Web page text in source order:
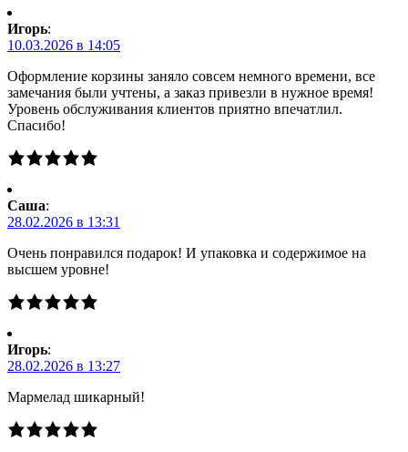
Игорь:
10.03.2026 в 14:05
Оформление корзины заняло совсем немного времени, все
замечания были учтены, а заказ привезли в нужное время!
Уровень обслуживания клиентов приятно впечатлил.
Спасибо!
Саша:
28.02.2026 в 13:31
Очень понравился подарок! И упаковка и содержимое на
высшем уровне!
Игорь:
28.02.2026 в 13:27
Мармелад шикарный!